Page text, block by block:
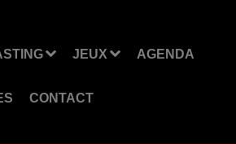
JEUX AGENDA
CONTACT